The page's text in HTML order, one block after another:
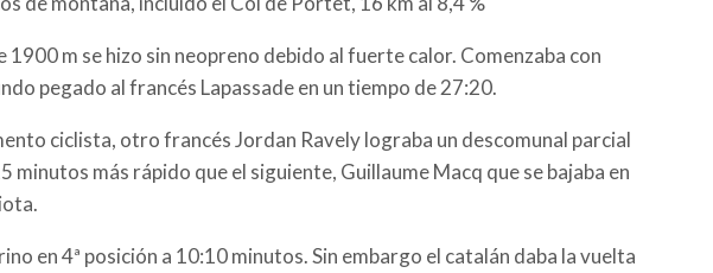
1900 m se hizo sin neopreno debido al fuerte calor. Comenzaba con
pegado al francés Lapassade en un tiempo de 27:20.
ciclista, otro francés Jordan Ravely lograba un descomunal parcial
minutos más rápido que el siguiente, Guillaume Macq que se bajaba en
en 4ª posición a 10:10 minutos. Sin embargo el catalán daba la vuelta